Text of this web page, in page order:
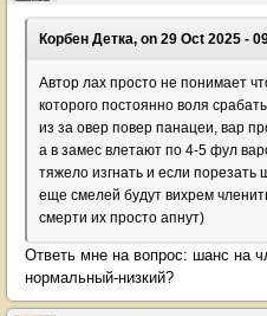
Корбен Детка, on 29 Oct 2025 -
Автор лах просто не понимает
которого постоянно воля
из за овер повер панацеи, вар
а в замес влетают по 4-5 фул
тяжело изгнать и если порезать
еще смелей будут вихрем
смерти их просто апнут)
Ответь мне на вопрос: шанс на
нормальный-низкий?